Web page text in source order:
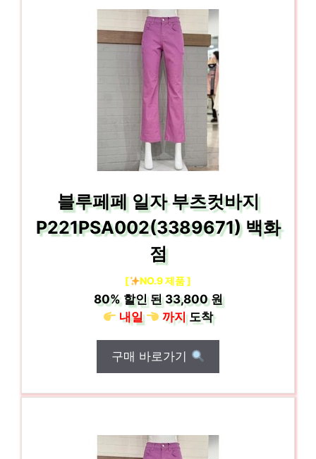
블루페페 일자 부츠컷바지
P221PSA002(3389671) 백화
점
[ NO.9 제품 ]
80%할인 된33,800 원
내일
까지도착
구매 바로가기